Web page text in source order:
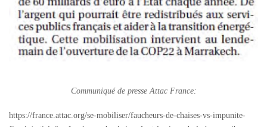
Communiqué de presse Attac France:
https://france.attac.org/se-mobiliser/faucheurs-de-chaises-vs-impunite-